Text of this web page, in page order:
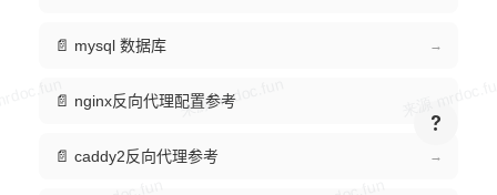
📄 mysql 数据库 →
📄 nginx反向代理配置参考
📄 caddy2反向代理参考 →